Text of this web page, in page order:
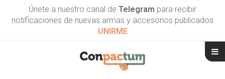
Únete a nuestro canal de Telegram para recibir
notificaciones de nuevas armas y accesorios publicados
UNIRME